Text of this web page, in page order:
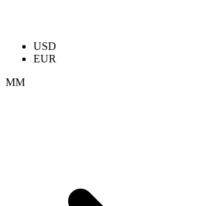
USD
EUR
ММ